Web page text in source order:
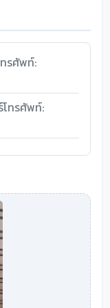
ทรศัพท์:
โทรศัพท์: